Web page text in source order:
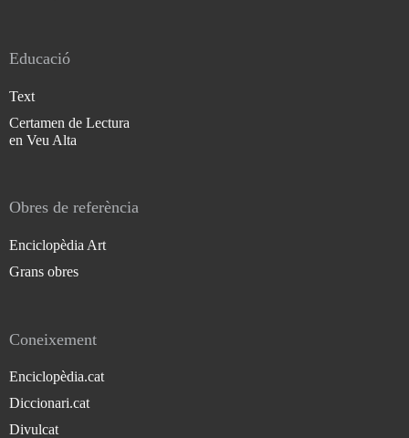
Educació
Text
Certamen de Lectura
en Veu Alta
Obres de referència
Enciclopèdia Art
Grans obres
Coneixement
Enciclopèdia.cat
Diccionari.cat
Divulcat